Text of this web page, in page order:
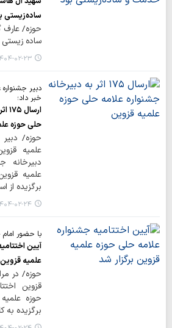
ساده‌زیستی
حوزه/
ساده
۱۴۰۴-۰۲-۲۳
دبیر
خبر داد؛
حلی حوزه
حوزه/
دبیرخانه
برگزیده از
۱۴۰۴-۰۲-۲۴
با حضور
آیین
علمیه قزوین
حوزه/ در
قزوین
حوزه
برگزیده به